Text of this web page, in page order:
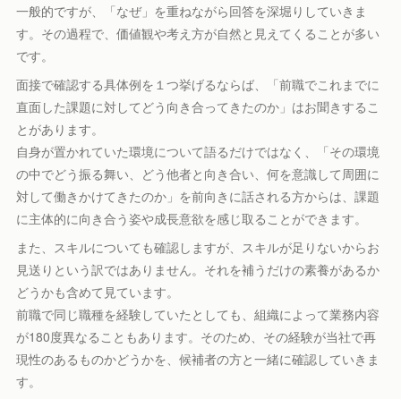
一般的ですが、「なぜ」を重ねながら回答を深堀りしていきま
す。その過程で、価値観や考え方が自然と見えてくることが多い
です。
面接で確認する具体例を１つ挙げるならば、「前職でこれまでに
直面した課題に対してどう向き合ってきたのか」はお聞きするこ
とがあります。
自身が置かれていた環境について語るだけではなく、「その環境
の中でどう振る舞い、どう他者と向き合い、何を意識して周囲に
対して働きかけてきたのか」を前向きに話される方からは、課題
に主体的に向き合う姿や成長意欲を感じ取ることができます。
また、スキルについても確認しますが、スキルが足りないからお
見送りという訳ではありません。それを補うだけの素養があるか
どうかも含めて見ています。
前職で同じ職種を経験していたとしても、組織によって業務内容
が180度異なることもあります。そのため、その経験が当社で再
現性のあるものかどうかを、候補者の方と一緒に確認していきま
す。